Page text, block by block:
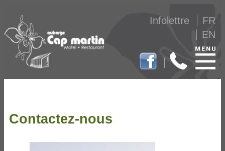
Infolettre
FR
EN
Contactez-nous